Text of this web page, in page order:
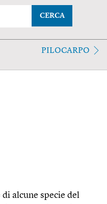
CERCA
PILOCARPO
alcune specie del